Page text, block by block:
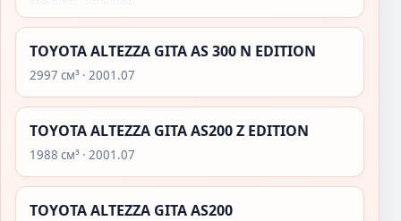
TOYOTA ALTEZZA GITA AS 300 N EDITION
2997 см³ · 2001.07
TOYOTA ALTEZZA GITA AS200 Z EDITION
1988 см³ · 2001.07
TOYOTA ALTEZZA GITA AS200